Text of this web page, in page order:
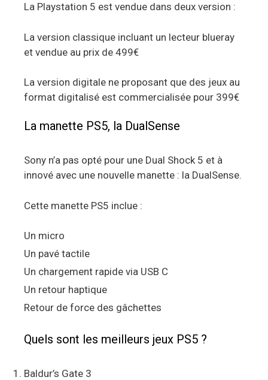
La Playstation 5 est vendue dans deux version :
La version classique incluant un lecteur blueray
et vendue au prix de 499€
La version digitale ne proposant que des jeux au
format digitalisé est commercialisée pour 399€
La manette PS5, la DualSense
Sony n’a pas opté pour une Dual Shock 5 et à
innové avec une nouvelle manette : la DualSense.
Cette manette PS5 inclue :
Un micro
Un pavé tactile
Un chargement rapide via USB C
Un retour haptique
Retour de force des gâchettes
Quels sont les meilleurs jeux PS5 ?
Baldur’s Gate 3